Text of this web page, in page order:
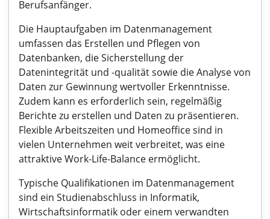
Berufsanfänger.
Die Hauptaufgaben im Datenmanagement
umfassen das Erstellen und Pflegen von
Datenbanken, die Sicherstellung der
Datenintegrität und -qualität sowie die Analyse von
Daten zur Gewinnung wertvoller Erkenntnisse.
Zudem kann es erforderlich sein, regelmäßig
Berichte zu erstellen und Daten zu präsentieren.
Flexible Arbeitszeiten und Homeoffice sind in
vielen Unternehmen weit verbreitet, was eine
attraktive Work-Life-Balance ermöglicht.
Typische Qualifikationen im Datenmanagement
sind ein Studienabschluss in Informatik,
Wirtschaftsinformatik oder einem verwandten